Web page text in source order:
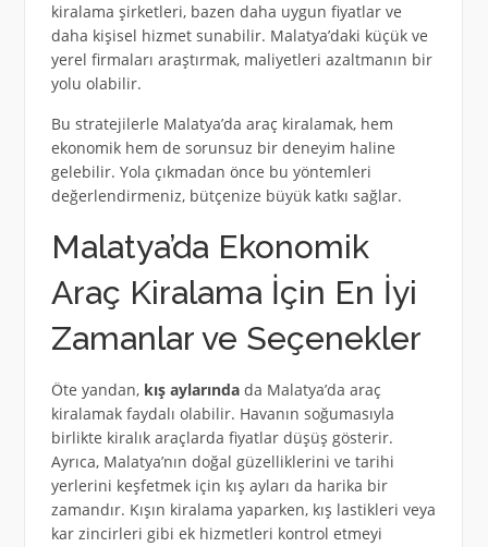
kiralama şirketleri, bazen daha uygun fiyatlar ve
daha kişisel hizmet sunabilir. Malatya’daki küçük ve
yerel firmaları araştırmak, maliyetleri azaltmanın bir
yolu olabilir.
Bu stratejilerle Malatya’da araç kiralamak, hem
ekonomik hem de sorunsuz bir deneyim haline
gelebilir. Yola çıkmadan önce bu yöntemleri
değerlendirmeniz, bütçenize büyük katkı sağlar.
Malatya’da Ekonomik
Araç Kiralama İçin En İyi
Zamanlar ve Seçenekler
Öte yandan, kış aylarındada Malatya’da araç
kiralamak faydalı olabilir. Havanın soğumasıyla
birlikte kiralık araçlarda fiyatlar düşüş gösterir.
Ayrıca, Malatya’nın doğal güzelliklerini ve tarihi
yerlerini keşfetmek için kış ayları da harika bir
zamandır. Kışın kiralama yaparken, kış lastikleri veya
kar zincirleri gibi ek hizmetleri kontrol etmeyi